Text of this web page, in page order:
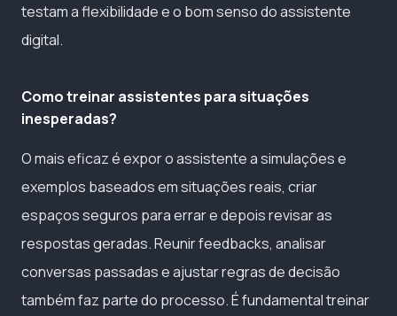
testam a flexibilidade e o bom senso do assistente
digital.
Como treinar assistentes para situações
inesperadas?
O mais eficaz é expor o assistente a simulações e
exemplos baseados em situações reais, criar
espaços seguros para errar e depois revisar as
respostas geradas. Reunir feedbacks, analisar
conversas passadas e ajustar regras de decisão
também faz parte do processo. É fundamental treinar